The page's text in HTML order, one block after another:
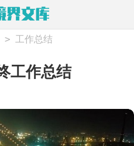
> 工作总结
工作总结